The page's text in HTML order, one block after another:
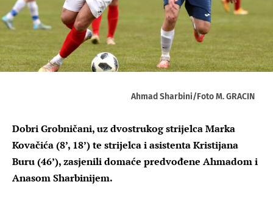
Ahmad Sharbini/Foto M. GRACIN
Dobri Grobničani, uz dvostrukog strijelca Marka
Kovačića (8’, 18’) te strijelca i asistenta Kristijana
Buru (46’), zasjenili domaće predvođene Ahmadom i
Anasom Sharbinijem.